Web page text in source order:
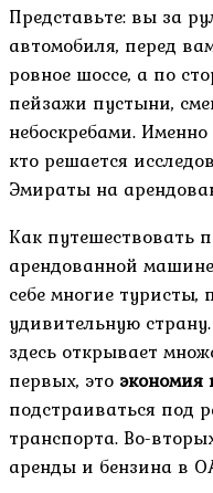
Представьте: вы за
автомобиля, перед
ровное шоссе, а по
пейзажи пустыни,
небоскребами.
кто решается
Эмираты на
Как путешествовать
арендованной
себе многие
удивительную
здесь открывает
первых, это экономия
подстраиваться под
транспорта. Во-
аренды и бензина в